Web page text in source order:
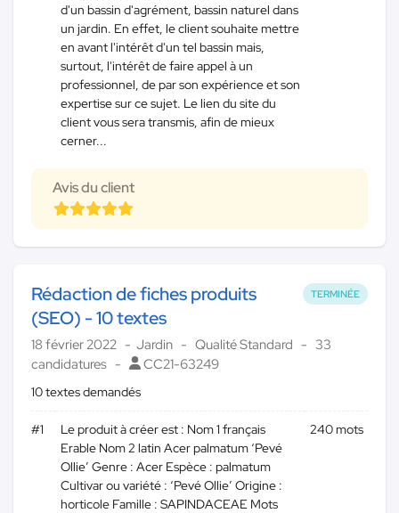
d'un bassin d'agrément, bassin naturel dans
un jardin. En effet, le client souhaite mettre
en avant l'intérêt d'un tel bassin mais,
surtout, l'intérêt de faire appel à un
professionnel, de par son expérience et son
expertise sur ce sujet. Le lien du site du
client vous sera transmis, afin de mieux
cerner...
Avis du client
TERMINÉE
Rédaction de fiches produits
(SEO) - 10 textes
18 février 2022 Jardin Qualité Standard
33
candidatures
CC21-63249
10 textes demandés
#1
Le produit à créer est : Nom 1 français
Erable Nom 2 latin Acer palmatum ‘Pevé
Ollie’ Genre : Acer Espèce : palmatum
Cultivar ou variété : ‘Pevé Ollie’ Origine :
horticole Famille : SAPINDACEAE Mots
240 mots